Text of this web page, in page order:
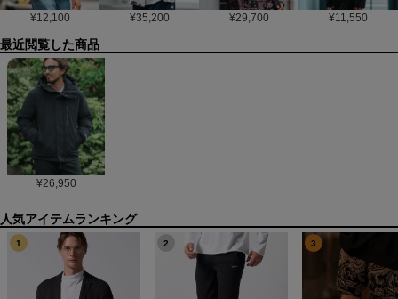
¥12,100 ¥35,200 ¥29,700 ¥11,550
最近閲覧した商品
¥26,950
1 2 3